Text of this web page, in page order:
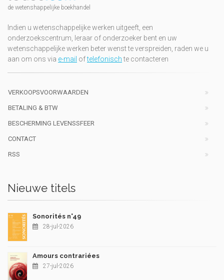
de wetenshappelijke boekhandel
Indien u wetenschappelijke werken uitgeeft, een
onderzoekscentrum, leraar of onderzoeker bent en uw
wetenschappelijke werken beter wenst te verspreiden, raden we u
aan om ons via e-mail oftelefonischte contacteren
VERKOOPSVOORWAARDEN
BETALING & BTW
BESCHERMING LEVENSSFEER
CONTACT
RSS
Nieuwe titels
Sonorités n°49
28-jul-2026
Amours contrariées
27-jul-2026